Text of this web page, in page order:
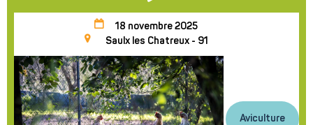
18 novembre 2025
Saulx les Chatreux - 91
Aviculture